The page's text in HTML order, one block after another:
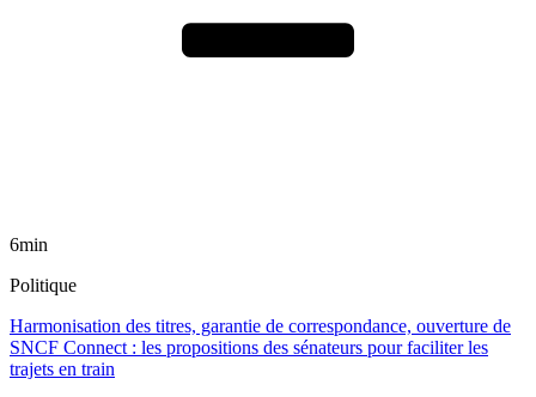
6min
Politique
Harmonisation des titres, garantie de correspondance, ouverture de
SNCF Connect : les propositions des sénateurs pour faciliter les
trajets en train